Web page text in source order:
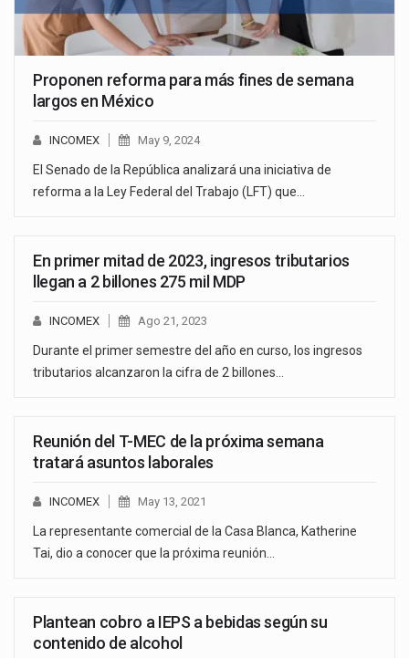
Proponen reforma para más fines de semana
largos en México
INCOMEX May 9, 2024
El Senado de la República analizará una iniciativa de
reforma a la Ley Federal del Trabajo (LFT) que…
En primer mitad de 2023, ingresos tributarios
llegan a 2 billones 275 mil MDP
INCOMEX Ago 21, 2023
Durante el primer semestre del año en curso, los ingresos
tributarios alcanzaron la cifra de 2 billones…
Reunión del T-MEC de la próxima semana
tratará asuntos laborales
INCOMEX May 13, 2021
La representante comercial de la Casa Blanca, Katherine
Tai, dio a conocer que la próxima reunión…
Plantean cobro a IEPS a bebidas según su
contenido de alcohol